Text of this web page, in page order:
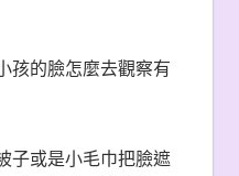
孩的臉怎麼去觀察有
子或是小毛巾把臉遮